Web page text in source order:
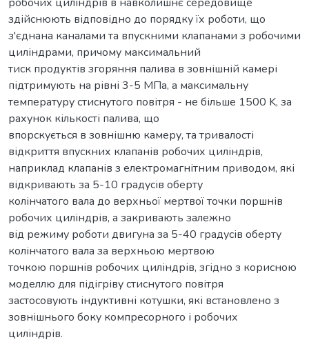
здійснюють відповідно до порядку їх роботи, що
з'єднана каналами та впускними клапанами з робочими
циліндрами, причому максимальний
тиск продуктів згоряння палива в зовнішній камері
підтримують на рівні 3-5 МПа, а максимальну
температуру стиснутого повітря - не більше 1500 K, за
рахунок кількості палива, що
впорскується в зовнішню камеру, та тривалості
відкриття впускних клапанів робочих циліндрів,
наприклад клапанів з електромагнітним приводом, які
відкривають за 5-10 градусів оберту
колінчатого вала до верхньої мертвої точки поршнів
робочих циліндрів, а закривають залежно
від режиму роботи двигуна за 5-40 градусів оберту
колінчатого вала за верхньою мертвою
точкою поршнів робочих циліндрів, згідно з корисною
моделлю для підігріву стиснутого повітря
застосовують індуктивні котушки, які встановлено з
зовнішнього боку компресорного і робочих
циліндрів.